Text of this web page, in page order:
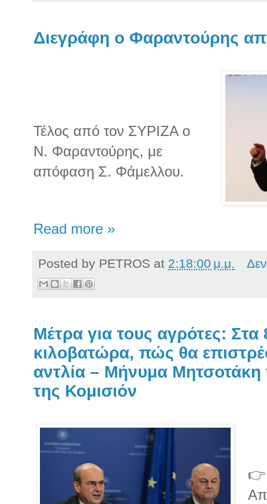
Διεγράφη ο Φαραντούρης
Τέλος από τον ΣΥΡΙΖΑ ο
Ν. Φαραντούρης, με
απόφαση Σ. Φάμελλου.
Read more »
Posted by PETROS at 2:18:00 μ.μ.
Μέτρα για τους αγρότες: Στα
κιλοβατώρα, πώς θα
αντλία – Μήνυμα
της Κομισιόν